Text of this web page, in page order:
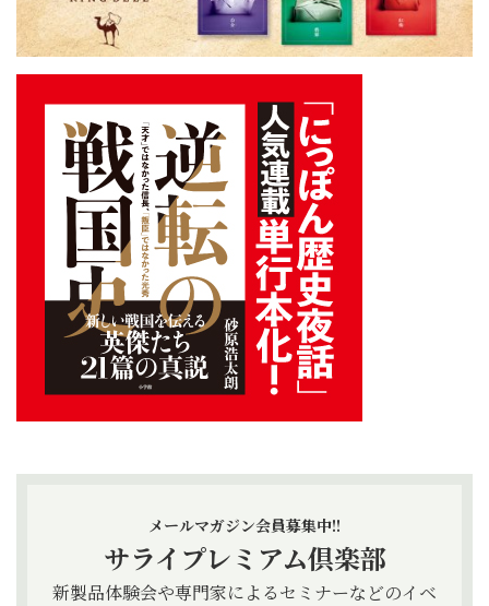
メールマガジン会員募集中!!
サライプレミアム倶楽部
新製品体験会や専門家によるセミナーなどのイベ